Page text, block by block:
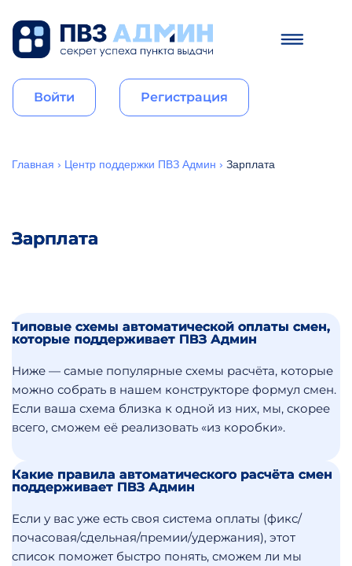
Войти Регистрация
Главная › Центр поддержки ПВЗ Админ › Зарплата
Зарплата
Типовые схемы автоматической оплаты смен,
которые поддерживает ПВЗ Админ
Ниже — самые популярные схемы расчёта, которые
можно собрать в нашем конструкторе формул смен.
Если ваша схема близка к одной из них, мы, скорее
всего, сможем её реализовать «из коробки».
Какие правила автоматического расчёта смен
поддерживает ПВЗ Админ
Если у вас уже есть своя система оплаты (фикс/
почасовая/сдельная/премии/удержания), этот
список поможет быстро понять, сможем ли мы